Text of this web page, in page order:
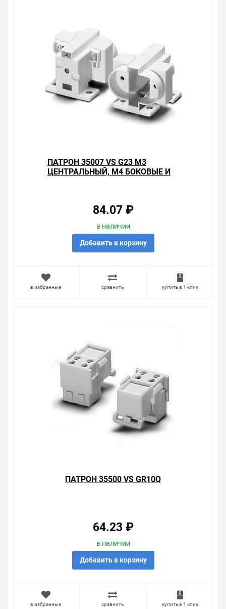
помочь, посоветовать, рассказать подробно о товарах
из нашего ассортимента.
Свяжитесь с нами любым способом, который для вас
наиболее удобен. С удовольствием ответим на все
вопросы.
ПАТРОН 35007 VS G23 М3
ЦЕНТРАЛЬНЫЙ, М4 БОКОВЫЕ И
84.07 ₽
в наличии
Добавить в корзину
в избранные сравнить купить в 1 клик
ПАТРОН 35500 VS GR10Q
64.23 ₽
в наличии
Добавить в корзину
в избранные сравнить купить в 1 клик